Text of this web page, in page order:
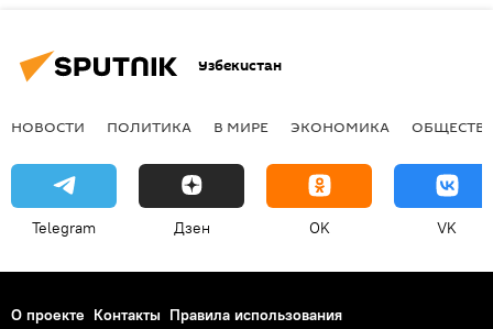
Узбекистан
НОВОСТИ ПОЛИТИКА В МИРЕ ЭКОНОМИКА
Telegram Дзен OK VK
О проекте Контакты Правила использования